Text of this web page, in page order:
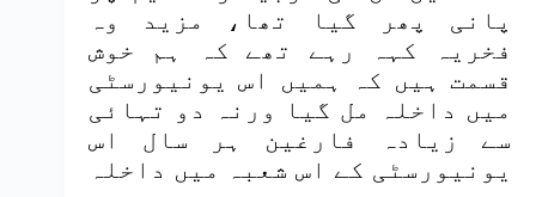
پانی پھر گیا تھا، مزید وہ
فخریہ کہہ رہے تھے کہ ہم خوش
قسمت ہیں کہ ہمیں اس یونیورسٹی
میں داخلہ مل گیا ورنہ دو تہائی
سے زیادہ فارغین ہر سال اس
یونیورسٹی کے اس شعبہ میں داخلہ